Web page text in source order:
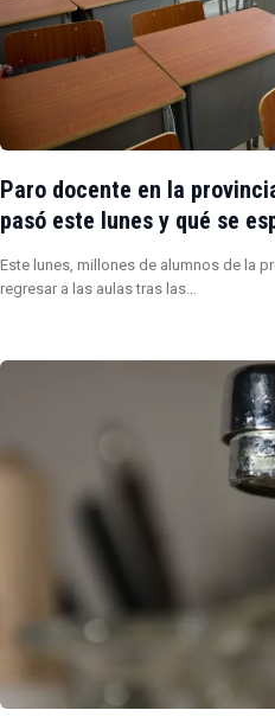
Paro docente en la
pasó este lunes y qué se
Este lunes, millones de alumnos de la
regresar a las aulas tras las…